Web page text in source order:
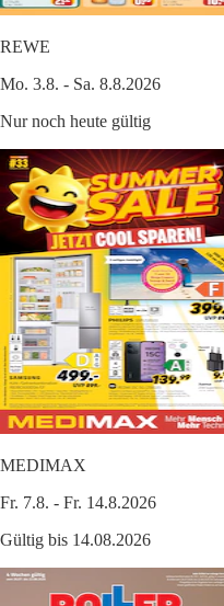
REWE
Mo. 3.8. - Sa. 8.8.2026
Nur noch heute gültig
MEDIMAX
Fr. 7.8. - Fr. 14.8.2026
Gültig bis 14.08.2026